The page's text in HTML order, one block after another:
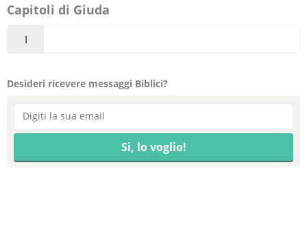
Capitoli di Giuda
1
Desideri ricevere messaggi Biblici?